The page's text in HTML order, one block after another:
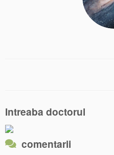
Intreaba doctorul
comentarii